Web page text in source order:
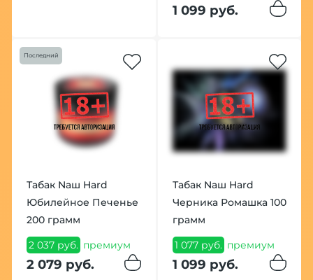
1 099 руб.
Последний
Табак Nаш Hard
Юбилейное Печенье
200 грамм
2 037 руб. премиум
2 079 руб.
Табак Nаш Hard
Черника Ромашка 100
грамм
1 077 руб. премиум
1 099 руб.